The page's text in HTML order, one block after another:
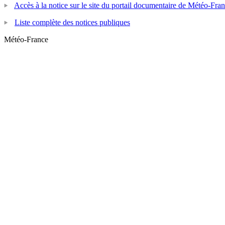
Accès à la notice sur le site du portail documentaire de Météo-
Liste complète des notices publiques
Météo-France